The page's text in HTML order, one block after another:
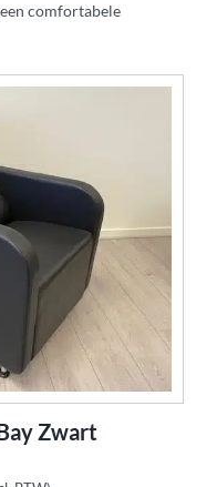
comfortabele
Zwart